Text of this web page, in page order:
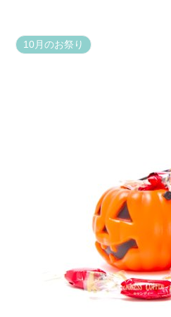
10月のお祭り